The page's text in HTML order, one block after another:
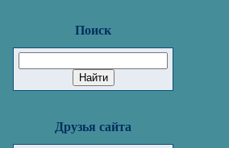
Поиск
Друзья сайта